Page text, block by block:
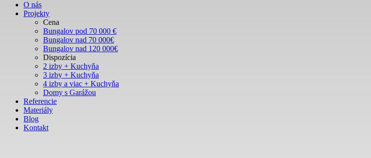
O nás
Projekty
Cena
Bungalov pod 70 000 €
Bungalov nad 70 000€
Bungalov nad 120 000€
Dispozícia
2 izby + Kuchyňa
3 izby + Kuchyňa
4 izby a viac + Kuchyňa
Domy s Garážou
Referencie
Materiály
Blog
Kontakt